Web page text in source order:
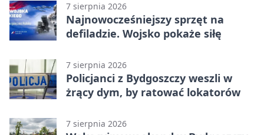
7 sierpnia 2026
Najnowocześniejszy sprzęt na
defiladzie. Wojsko pokaże siłę
7 sierpnia 2026
Policjanci z Bydgoszczy weszli w
żrący dym, by ratować lokatorów
7 sierpnia 2026